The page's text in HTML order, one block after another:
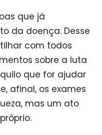
que já
da doença. Desse
com todos
sobre a luta
que for ajudar
afinal, os exames
mas um ato